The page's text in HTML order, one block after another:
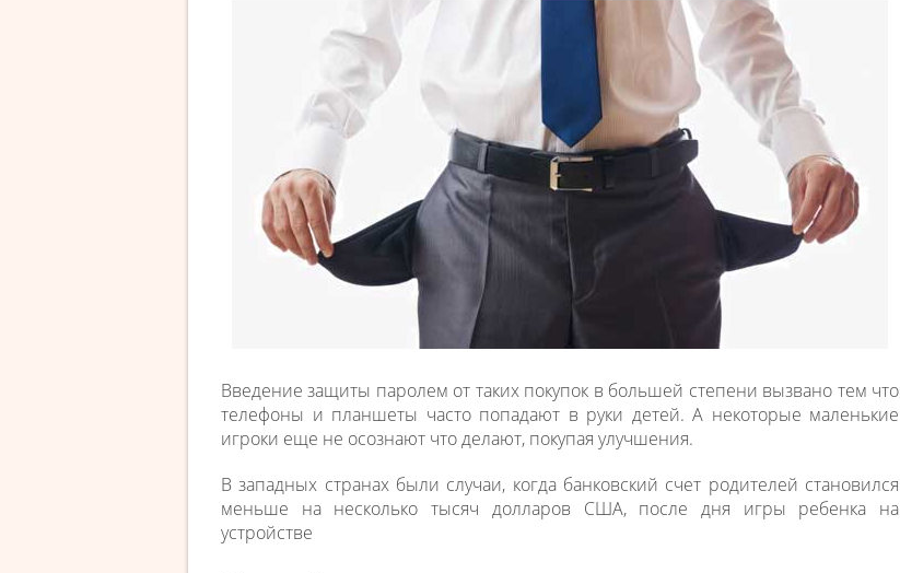
Введение защиты паролем от таких покупок в большей степени вызвано тем что
телефоны и планшеты часто попадают в руки детей. А некоторые маленькие
игроки еще не осознают что делают, покупая улучшения.
В западных странах были случаи, когда банковский счет родителей становился
меньше на несколько тысяч долларов США, после дня игры ребенка на
устройстве